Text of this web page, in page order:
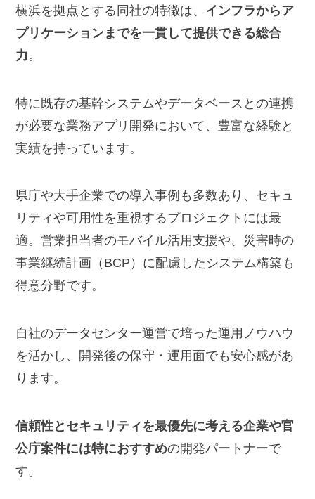
横浜を拠点とする同社の特徴は、 インフラからア
プリケーションまでを一貫して提供できる総合
力 。
特に既存の基幹システムやデータベースとの連携
が必要な業務アプリ開発において、豊富な経験と
実績を持っています。
県庁や大手企業での導入事例も多数あり、セキュ
リティや可用性を重視するプロジェクトには最
適。営業担当者のモバイル活用支援や、災害時の
事業継続計画（BCP）に配慮したシステム構築も
得意分野です。
自社のデータセンター運営で培った運用ノウハウ
を活かし、開発後の保守・運用面でも安心感があ
ります。
信頼性とセキュリティを最優先に考える企業や官
公庁案件には特におすすめの開発パートナーで
す。